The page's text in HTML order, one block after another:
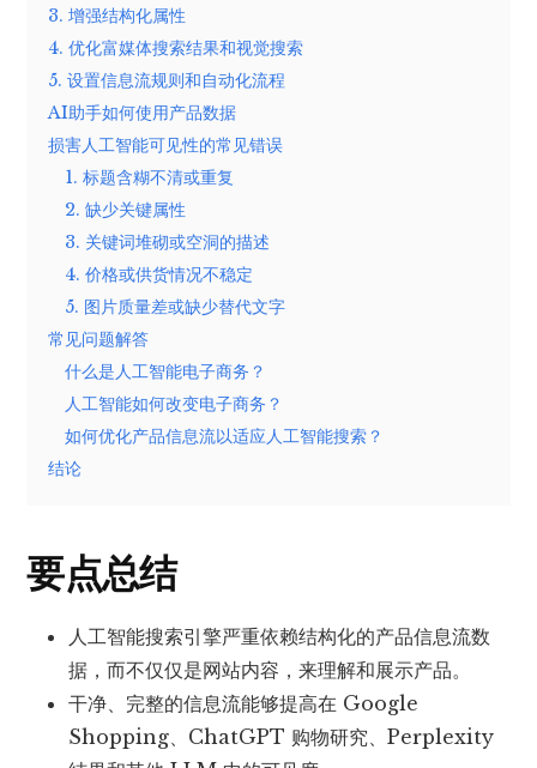
3. 增强结构化属性
4. 优化富媒体搜索结果和视觉搜索
5. 设置信息流规则和自动化流程
AI助手如何使用产品数据
损害人工智能可见性的常见错误
1. 标题含糊不清或重复
2. 缺少关键属性
3. 关键词堆砌或空洞的描述
4. 价格或供货情况不稳定
5. 图片质量差或缺少替代文字
常见问题解答
什么是人工智能电子商务？
人工智能如何改变电子商务？
如何优化产品信息流以适应人工智能搜索？
结论
要点总结
人工智能搜索引擎严重依赖结构化的产品信息流数
据，而不仅仅是网站内容，来理解和展示产品。
干净、完整的信息流能够提高在 Google
Shopping、ChatGPT 购物研究、Perplexity